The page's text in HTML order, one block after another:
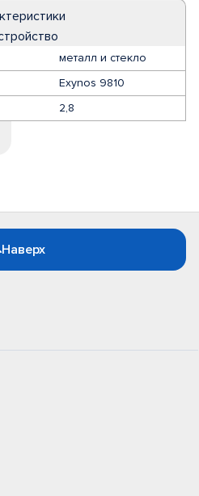
металл и стекло
Exynos 9810
2,8
Наверх